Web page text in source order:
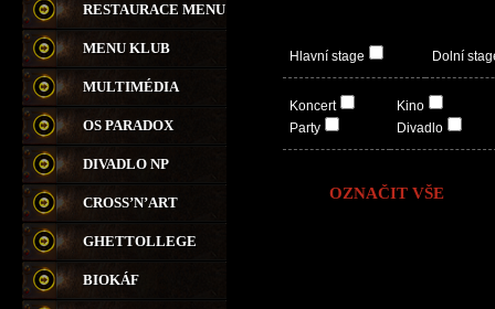
RESTAURACE MENU
MENU KLUB
MULTIMÉDIA
OS PARADOX
DIVADLO NP
CROSS’N’ART
GHETTOLLEGE
BIOKÁF
Hlavní stage Dolní
Koncert
Party
Kino
Divadlo
OZNAČIT VŠE